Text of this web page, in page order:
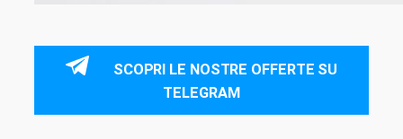
SCOPRI LE NOSTRE OFFERTE SU
TELEGRAM